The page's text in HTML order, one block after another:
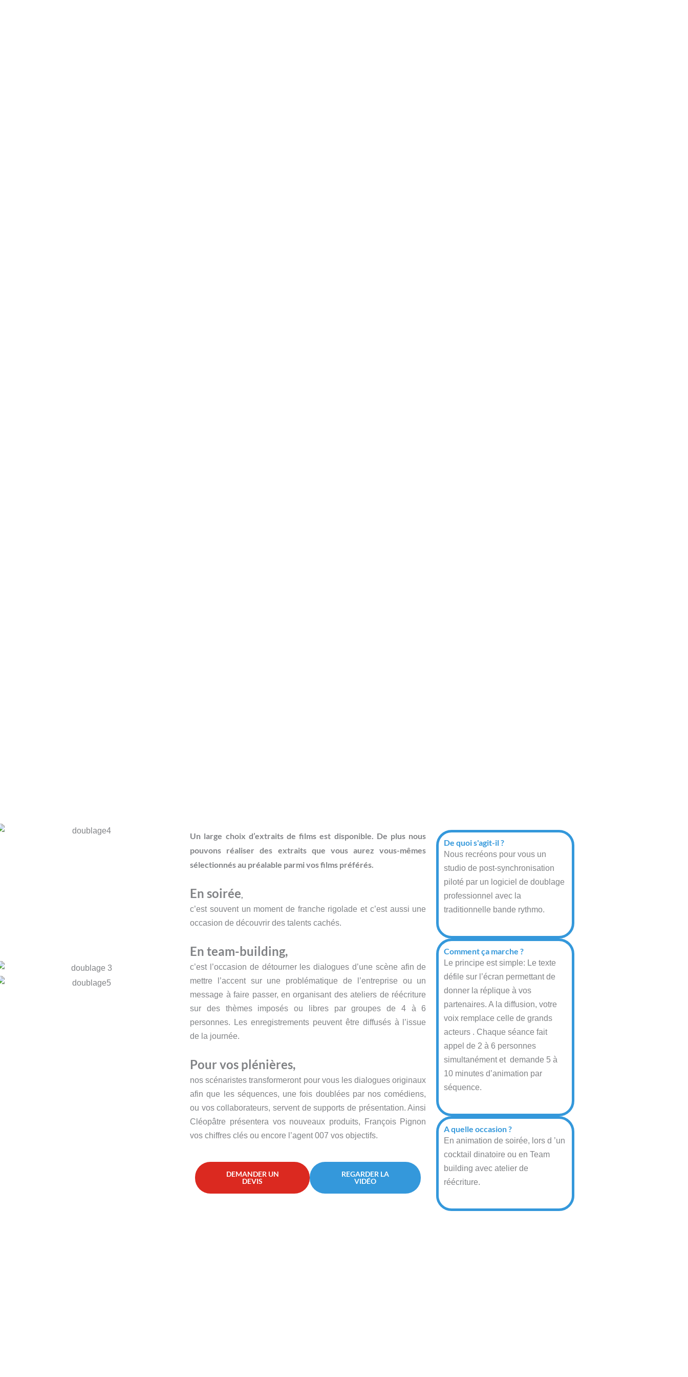
Un large choix d’extraits de films est disponible. De plus nous
pouvons réaliser des extraits que vous aurez vous-mêmes
sélectionnés au préalable parmi vos films préférés.
En soirée,
c’est souvent un moment de franche rigolade et c’est aussi une
occasion de découvrir des talents cachés.
En team-building,
c’est l’occasion de détourner les dialogues d’une scène afin de
mettre l’accent sur une problématique de l’entreprise ou un
message à faire passer, en organisant des ateliers de réécriture
sur des thèmes imposés ou libres par groupes de 4 à 6
personnes. Les enregistrements peuvent être diffusés à l’issue
de la journée.
Pour vos plénières,
nos scénaristes transformeront pour vous les dialogues originaux
afin que les séquences, une fois doublées par nos comédiens,
ou vos collaborateurs, servent de supports de présentation. Ainsi
Cléopâtre présentera vos nouveaux produits, François Pignon
vos chiffres clés ou encore l’agent 007 vos objectifs.
DEMANDER UN
DEVIS
REGARDER LA
VIDÉO
De quoi s'agit-il ?
Nous recréons pour vous un
studio de post-synchronisation
piloté par un logiciel de doublage
professionnel avec la
traditionnelle bande rythmo.
Comment ça marche ?
Le principe est simple: Le texte
défile sur l’écran permettant de
donner la réplique à vos
partenaires. A la diffusion, votre
voix remplace celle de grands
acteurs . Chaque séance fait
appel de 2 à 6 personnes
simultanément et demande 5 à
10 minutes d’animation par
séquence.
A quelle occasion ?
En animation de soirée, lors d ’un
cocktail dinatoire ou en Team
building avec atelier de
réécriture.